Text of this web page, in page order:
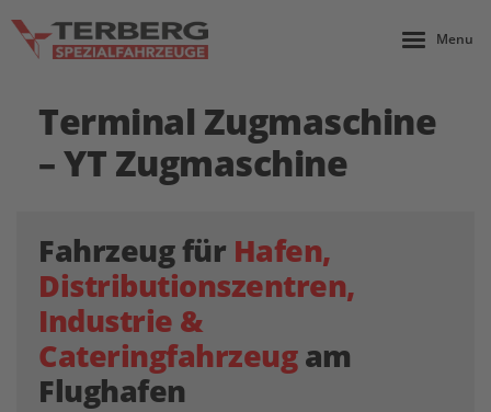
Menu
Terminal Zugmaschine
– YT Zugmaschine
Fahrzeug für Hafen,
Distributionszentren,
Industrie &
Cateringfahrzeugam
Flughafen